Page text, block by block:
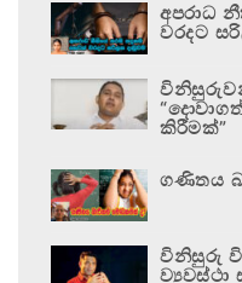
අපරාධ
වරදට
කිරීමක්”
ගණිතය
විනිසුරු
ව්‍යවස්ථා